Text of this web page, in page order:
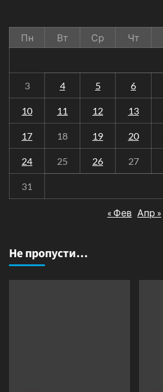
Пн
Вт Ср Чт
3 4 5 6
10 11 12 13
17 18 19 20
24 25 26 27
31
« Фев Апр »
Не пропусти…